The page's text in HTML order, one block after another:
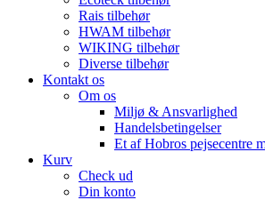
Rais tilbehør
HWAM tilbehør
WIKING tilbehør
Diverse tilbehør
Kontakt os
Om os
Miljø & Ansvarlighed
Handelsbetingelser
Et af Hobros pejsecentre
Kurv
Check ud
Din konto